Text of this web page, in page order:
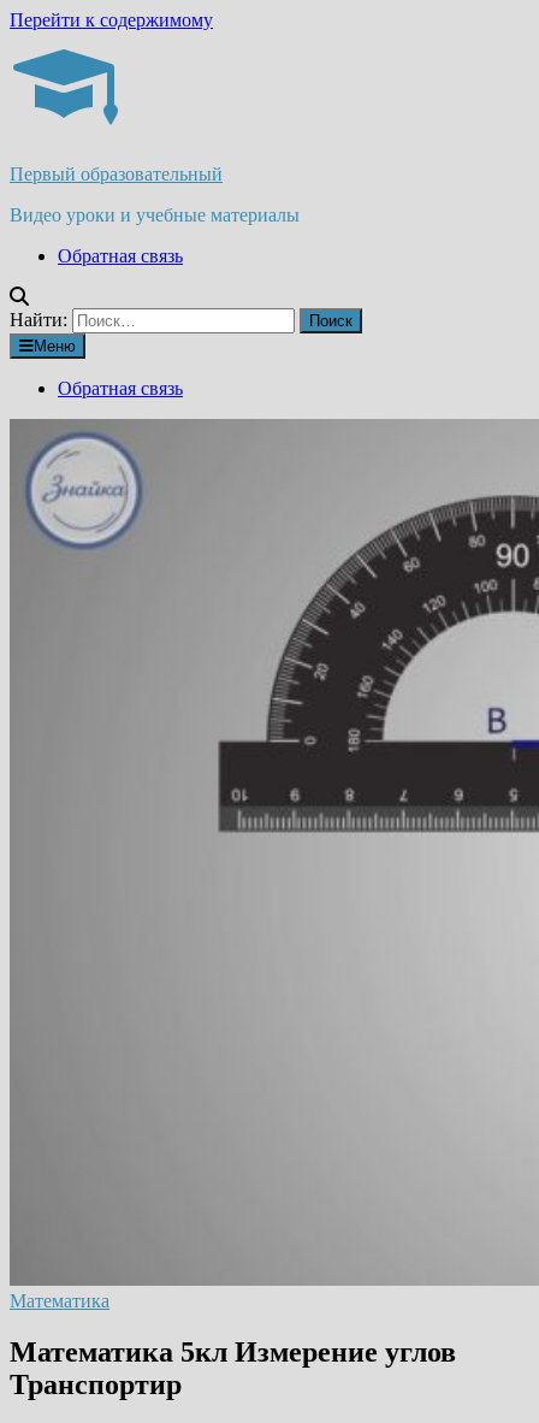
Перейти к содержимому
Первый образовательный
Видео уроки и учебные материалы
Обратная связь
Найти:
Меню
Обратная связь
Математика
Математика 5кл Измерение углов
Транспортир